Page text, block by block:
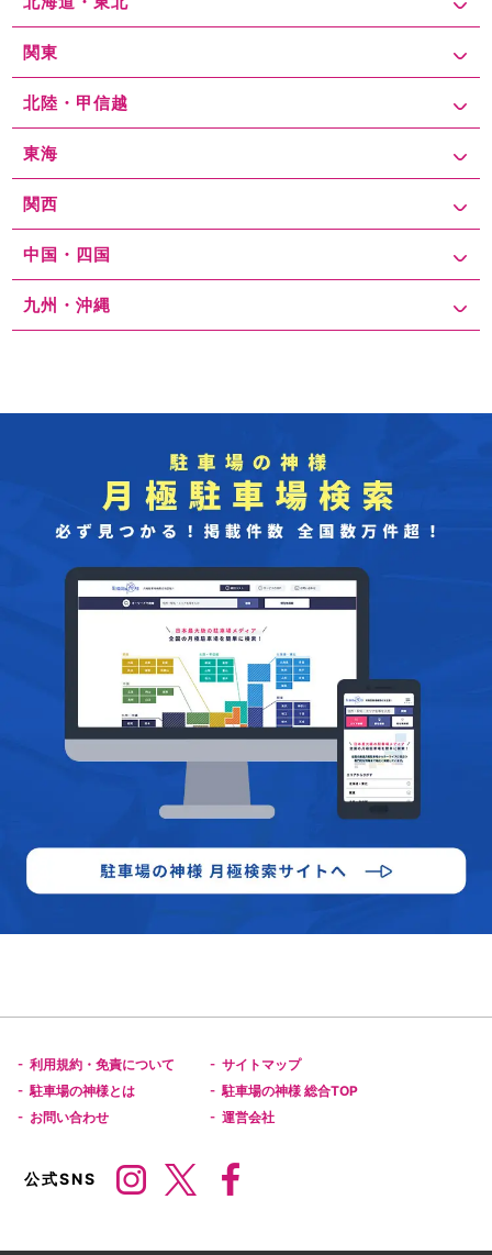
関東
北陸・甲信越
東海
関西
中国・四国
九州・沖縄
- 利用規約・免責について - サイトマップ
- 駐車場の神様とは - 駐車場の神様 総合TOP
- お問い合わせ - 運営会社
公式SNS